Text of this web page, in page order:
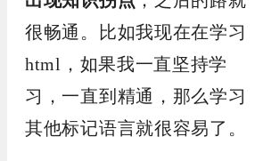
很畅通。比如我现在在学习
html，如果我一直坚持学
习，一直到精通，那么学习
其他标记语言就很容易了。